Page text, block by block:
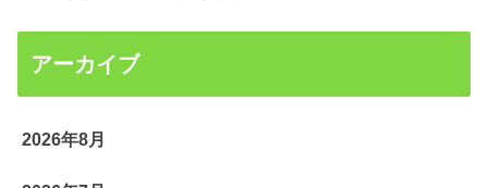
アーカイブ
2026年8月